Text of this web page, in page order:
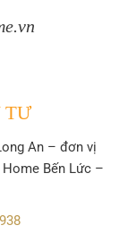
TƯ
An– đơn vị
Bến Lức –